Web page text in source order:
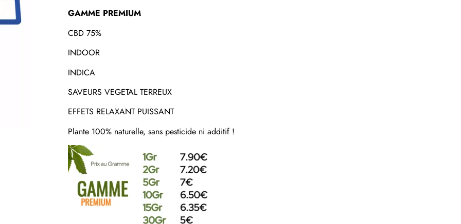
GAMME PREMIUM
CBD 75%
INDOOR
INDICA
SAVEURS VEGETAL TERREUX
EFFETS RELAXANT PUISSANT
Plante 100% naturelle, sans pesticide ni additif !